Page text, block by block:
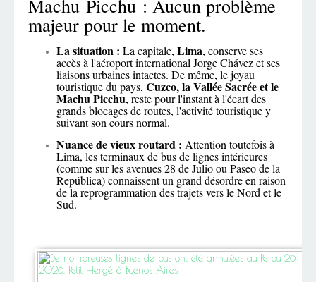
Machu Picchu : Aucun problème
majeur pour le moment.
La situation : La capitale, Lima, conserve ses
accès à l'aéroport international Jorge Chávez et ses
liaisons urbaines intactes. De même, le joyau
touristique du pays, Cuzco, la Vallée Sacrée et le
Machu Picchu, reste pour l'instant à l'écart des
grands blocages de routes, l'activité touristique y
suivant son cours normal.
Nuance de vieux routard : Attention toutefois à
Lima, les terminaux de bus de lignes intérieures
(comme sur les avenues 28 de Julio ou Paseo de la
República) connaissent un grand désordre en raison
de la reprogrammation des trajets vers le Nord et le
Sud.